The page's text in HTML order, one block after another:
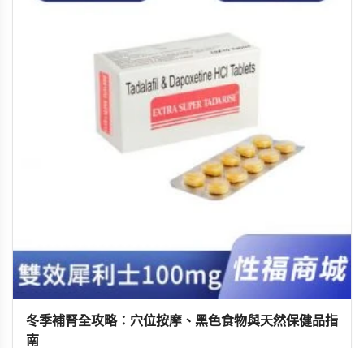
冬季補腎全攻略：穴位按摩、黑色食物與天然保健品指
南